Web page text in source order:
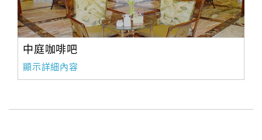
中庭咖啡吧
顯示詳細內容